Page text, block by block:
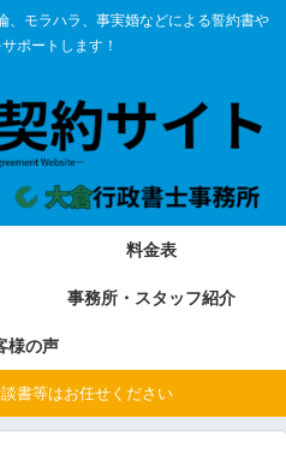
、モラハラ、事実婚などによる誓約書や
ポートします！
料金表
事務所・スタッフ紹介
様の声
書等はお任せください